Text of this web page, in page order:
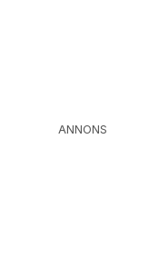
ANNONS